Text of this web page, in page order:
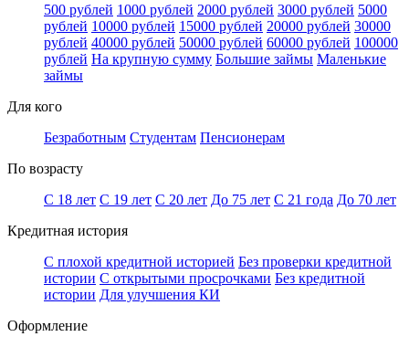
500 рублей 1000 рублей 2000 рублей 3000 рублей 5000
рублей 10000 рублей 15000 рублей 20000 рублей 30000
рублей 40000 рублей 50000 рублей 60000 рублей 100000
рублей На крупную сумму Большие займы Маленькие
займы
Для кого
Безработным Студентам Пенсионерам
По возрасту
С 18 лет С 19 лет С 20 лет До 75 лет С 21 года До 70 лет
Кредитная история
С плохой кредитной историей Без проверки кредитной
истории С открытыми просрочками Без кредитной
истории Для улучшения КИ
Оформление